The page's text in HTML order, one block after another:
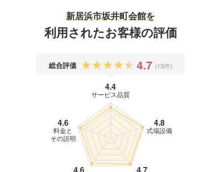
新居浜市坂井町会館を
利用されたお客様の評価
総合評価 4.7 (13件)
4.4
サービス品質
4.8
式場設備
4.6
料金と
その説明